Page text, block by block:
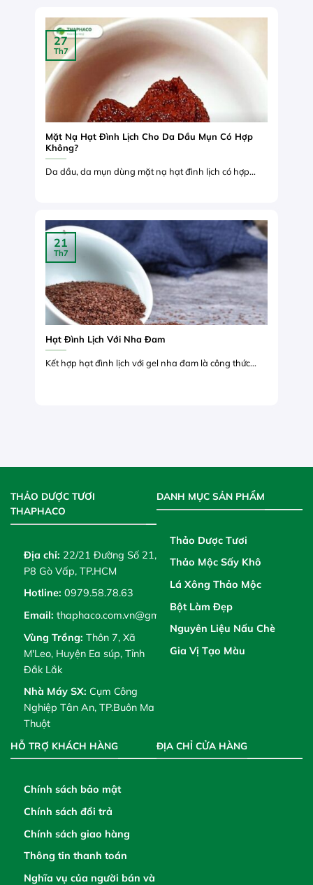
Mặt Nạ Hạt Đình Lịch Cho Da Dầu Mụn Có Hợp
Không?
Da dầu, da mụn dùng mặt nạ hạt đình lịch có hợp...
27
Th7
Hạt Đình Lịch Với Nha Đam
Kết hợp hạt đình lịch với gel nha đam là công thức...
21
Th7
THẢO DƯỢC TƯƠI
THAPHACO
Địa chỉ: 22/21 Đường Số 21,
P8 Gò Vấp, TP.HCM
Hotline: 0979.58.78.63
Email: thaphaco.com.vn@gmail.com
Vùng Trồng: Thôn 7, Xã
M'Leo, Huyện Ea súp, Tỉnh
Đắk Lắk
Nhà Máy SX: Cụm Công
Nghiệp Tân An, TP.Buôn Ma
Thuột
DANH MỤC SẢN PHẨM
Thảo Dược Tươi
Thảo Mộc Sấy Khô
Lá Xông Thảo Mộc
Bột Làm Đẹp
Nguyên Liệu Nấu Chè
Gia Vị Tạo Màu
HỖ TRỢ KHÁCH HÀNG
Chính sách bảo mật
Chính sách đổi trả
Chính sách giao hàng
Thông tin thanh toán
Nghĩa vụ của người bán và
ĐỊA CHỈ CỬA HÀNG